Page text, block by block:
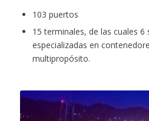
103 puertos
15 terminales, de las cuales 6
especializadas en
multipropósito.